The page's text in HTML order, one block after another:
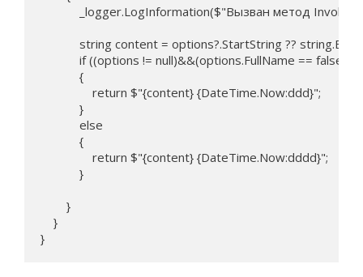
_logger.LogInformation($"Вызван метод
string content = options?.StartString ??
            if ((options != null)&&(options.FullName == false))
            {
                return $"{content} {DateTime.Now:ddd}";
            }
            else
            {
                return $"{content} {DateTime.Now:dddd}";
            }
        }
    }
}